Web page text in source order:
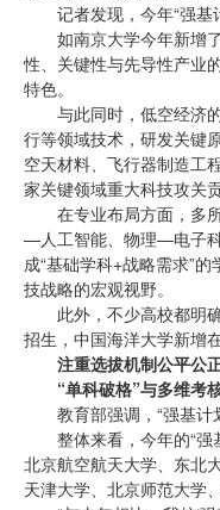
记者发现，今年“强
如南京大学今年新增
性、关键性与先导性产业
特色。
与此同时，低空经济
行等领域技术，研发关键
空天材料、飞行器制造工
家关键领域重大科技攻关
在专业布局方面，多
—人工智能、物理—电子科
成“基础学科+战略需求”
技战略的宏观视野。
此外，不少高校都明
招生，中国海洋大学新增
注重选拔机制公平公
“单科破格”与多维考
教育部强调，“强基
整体来看，今年的“
北京航空航天大学、东北
天津大学、北京师范大学